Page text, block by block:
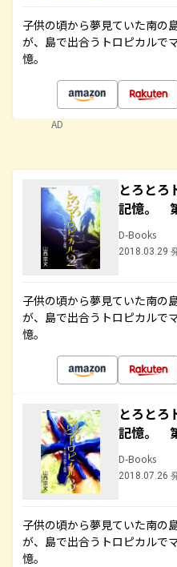
子供の頃から夢見ていた南の
が、島で出合うトロピカルで
憶。
AD
とろと
記憶。
D-Books
2018.03.29
子供の頃から夢見ていた南の
が、島で出合うトロピカルで
憶。
とろと
記憶。
D-Books
2018.07.26
子供の頃から夢見ていた南の
が、島で出合うトロピカルで
憶。